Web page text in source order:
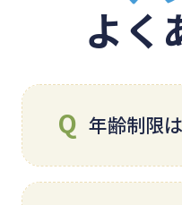
よく
年齢制限